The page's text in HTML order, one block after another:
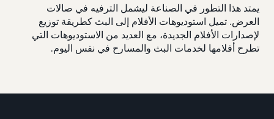
يمتد هذا التطور في الصناعة ليشمل الترفيه في صالات
العرض. تميل استوديوهات الأفلام إلى البث كطريقة توزيع
لإصدارات الأفلام الجديدة، مع العديد من الاستوديوهات التي
تطرح أفلامها لخدمات البث والمسارح في نفس اليوم.